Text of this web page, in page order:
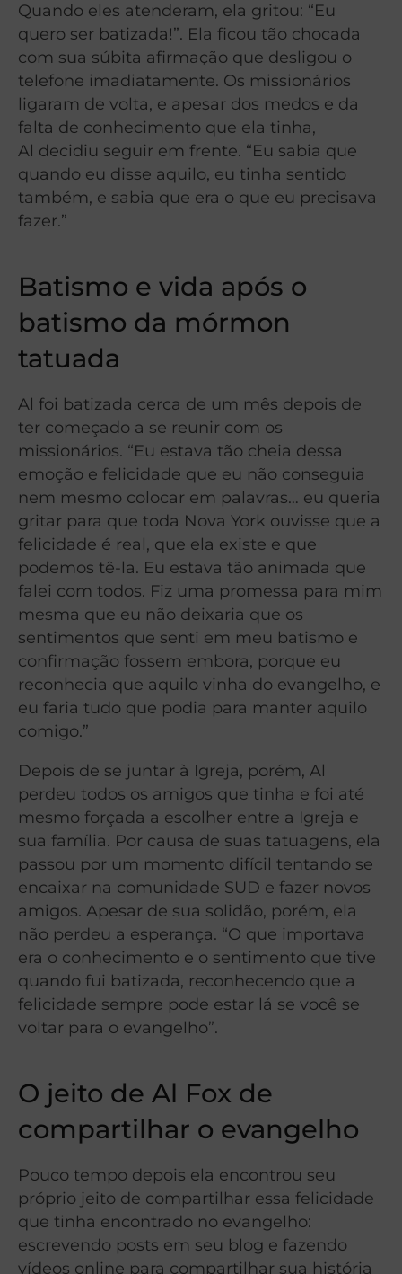
Quando eles atenderam, ela gritou: “Eu
quero ser batizada!”. Ela ficou tão chocada
com sua súbita afirmação que desligou o
telefone imadiatamente. Os missionários
ligaram de volta, e apesar dos medos e da
falta de conhecimento que ela tinha,
Al decidiu seguir em frente. “Eu sabia que
quando eu disse aquilo, eu tinha sentido
também, e sabia que era o que eu precisava
fazer.”
Batismo e vida após o
batismo da mórmon
tatuada
Al foi batizada cerca de um mês depois de
ter começado a se reunir com os
missionários. “Eu estava tão cheia dessa
emoção e felicidade que eu não conseguia
nem mesmo colocar em palavras… eu queria
gritar para que toda Nova York ouvisse que a
felicidade é real, que ela existe e que
podemos tê-la. Eu estava tão animada que
falei com todos. Fiz uma promessa para mim
mesma que eu não deixaria que os
sentimentos que senti em meu batismo e
confirmação fossem embora, porque eu
reconhecia que aquilo vinha do evangelho, e
eu faria tudo que podia para manter aquilo
comigo.”
Depois de se juntar à Igreja, porém, Al
perdeu todos os amigos que tinha e foi até
mesmo forçada a escolher entre a Igreja e
sua família. Por causa de suas tatuagens, ela
passou por um momento difícil tentando se
encaixar na comunidade SUD e fazer novos
amigos. Apesar de sua solidão, porém, ela
não perdeu a esperança. “O que importava
era o conhecimento e o sentimento que tive
quando fui batizada, reconhecendo que a
felicidade sempre pode estar lá se você se
voltar para o evangelho”.
O jeito de Al Fox de
compartilhar o evangelho
Pouco tempo depois ela encontrou seu
próprio jeito de compartilhar essa felicidade
que tinha encontrado no evangelho:
escrevendo posts em seu blog e fazendo
vídeos online para compartilhar sua história